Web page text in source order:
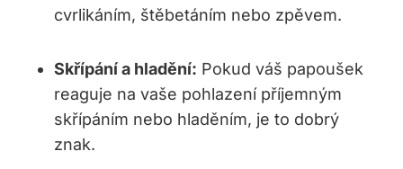
cvrlikáním,⁢ štěbetáním nebo zpěvem.
Skřípání a hladění: Pokud váš papoušek
reaguje na vaše pohlazení příjemným
skřípáním ‌nebo hladěním, je to dobrý
znak.